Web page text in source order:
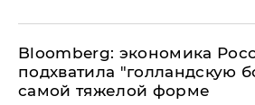
Bloomberg: экономика
подхватила "голландскую
самой тяжелой форме